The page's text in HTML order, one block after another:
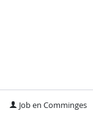
Job en Comminges